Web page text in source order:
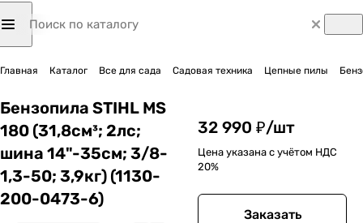
Главная Каталог Все для сада Садовая техника Цепные пилы
Бензопила STIHL MS
180 (31,8см³; 2лс;
шина 14"-35см; 3/8-
1,3-50; 3,9кг) (1130-
200-0473-6)
32 990 ₽/шт
Цена указана с учётом НДС
20%
Заказать